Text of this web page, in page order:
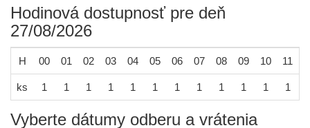
Hodinová dostupnosť pre deň
27/08/2026
H 00 01 02 03 04 05 06 07 08 09 10 11
ks 1 1 1 1 1 1 1 1 1 1 1 1
Vyberte dátumy odberu a vrátenia